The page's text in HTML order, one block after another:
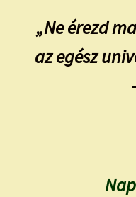
„Ne érezd
az egész